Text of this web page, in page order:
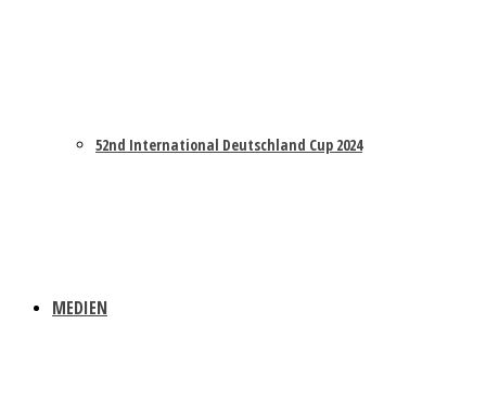
52nd International Deutschland Cup 2024
MEDIEN